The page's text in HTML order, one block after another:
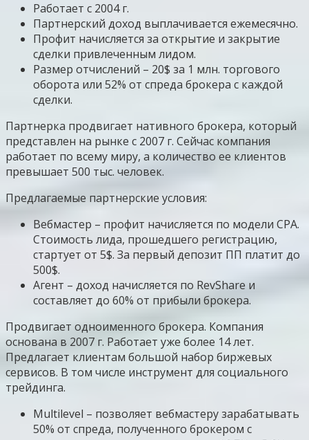
Работает с 2004 г.
Партнерский доход выплачивается ежемесячно.
Профит начисляется за открытие и закрытие
сделки привлеченным лидом.
Размер отчислений – 20$ за 1 млн. торгового
оборота или 52% от спреда брокера с каждой
сделки.
Партнерка продвигает нативного брокера, который
представлен на рынке с 2007 г. Сейчас компания
работает по всему миру, а количество ее клиентов
превышает 500 тыс. человек.
Предлагаемые партнерские условия:
Вебмастер – профит начисляется по модели CPA.
Стоимость лида, прошедшего регистрацию,
стартует от 5$. За первый депозит ПП платит до
500$.
Агент – доход начисляется по RevShare и
составляет до 60% от прибыли брокера.
Продвигает одноименного брокера. Компания
основана в 2007 г. Работает уже более 14 лет.
Предлагает клиентам большой набор биржевых
сервисов. В том числе инструмент для социального
трейдинга.
Multilevel – позволяет вебмастеру зарабатывать
50% от спреда, полученного брокером с